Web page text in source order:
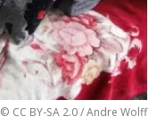
© CC BY-SA 2.0 / Andre Wolff